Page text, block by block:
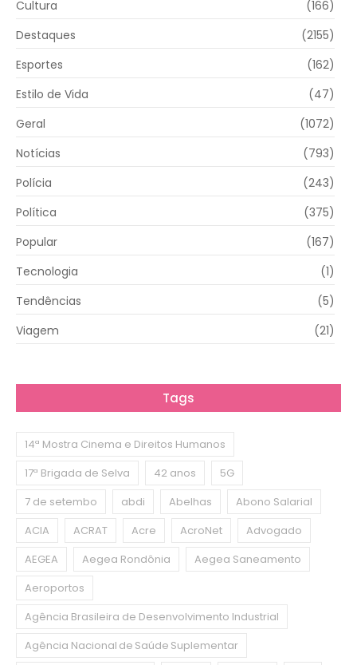
Cultura
(166)
Destaques
(2155)
Esportes
(162)
Estilo de Vida
(47)
Geral
(1072)
Notícias
(793)
Polícia
(243)
Política
(375)
Popular
(167)
Tecnologia
(1)
Tendências
(5)
Viagem
(21)
Tags
14ª Mostra Cinema e Direitos Humanos
17ª Brigada de Selva
42 anos
5G
7 de setembo
abdi Abelhas
Abono Salarial
ACIA
ACRAT Acre AcroNet
Advogado
AEGEA
Aegea Rondônia
Aegea Saneamento
Aeroportos
Agência Brasileira de Desenvolvimento Industrial
Agência Nacional de Saúde Suplementar